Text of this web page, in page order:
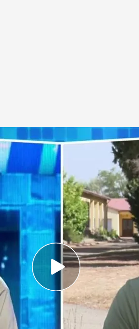
montes
argumentos y apunta qué
a cabo las cortas
ideológica', 'Todo es
quien desmiente su